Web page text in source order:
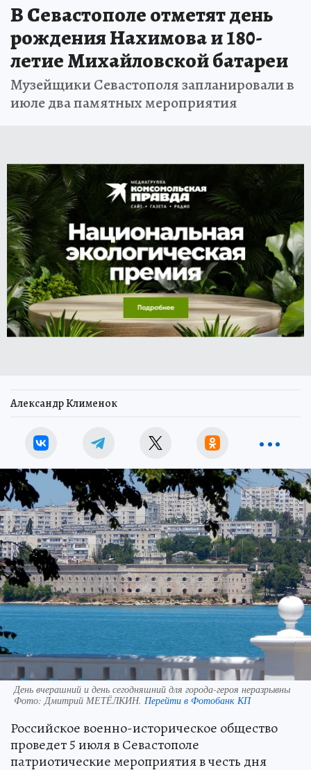
В Севастополе отметят день
рождения Нахимова и 180-
летие Михайловской батареи
Музейщики Севастополя запланировали в
июле два памятных мероприятия
Александр Клименок
День вчерашний и день сегодняшний для города-героя неразрывны
Фото:Дмитрий МЕТЁЛКИН. Перейти в Фотобанк КП
Российское военно-историческое общество
проведет 5 июля в Севастополе
патриотические мероприятия в честь дня